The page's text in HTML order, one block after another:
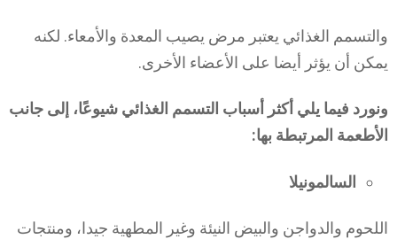
والتسمم الغذائي يعتبر مرض يصيب المعدة والأمعاء. لكنه
يمكن أن يؤثر أيضا على الأعضاء الأخرى.
ونورد فيما يلي أكثر أسباب التسمم الغذائي شيوعًا، إلى جانب
الأطعمة المرتبطة بها:
السالمونيلا
اللحوم والدواجن والبيض النيئة وغير المطهية جيدا، ومنتجات